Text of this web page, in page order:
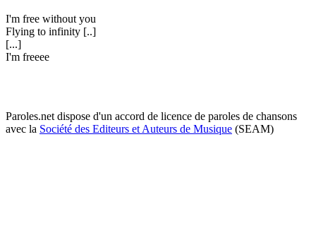
I'm free without you
Flying to infinity [..]
[...]
I'm freeee
Paroles.net dispose d'un accord de licence de paroles de chansons
avec la Société des Editeurs et Auteurs de Musique (SEAM)